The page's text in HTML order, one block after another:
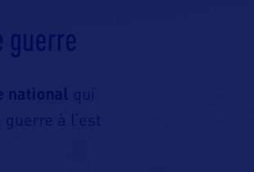
national qui
à l’est